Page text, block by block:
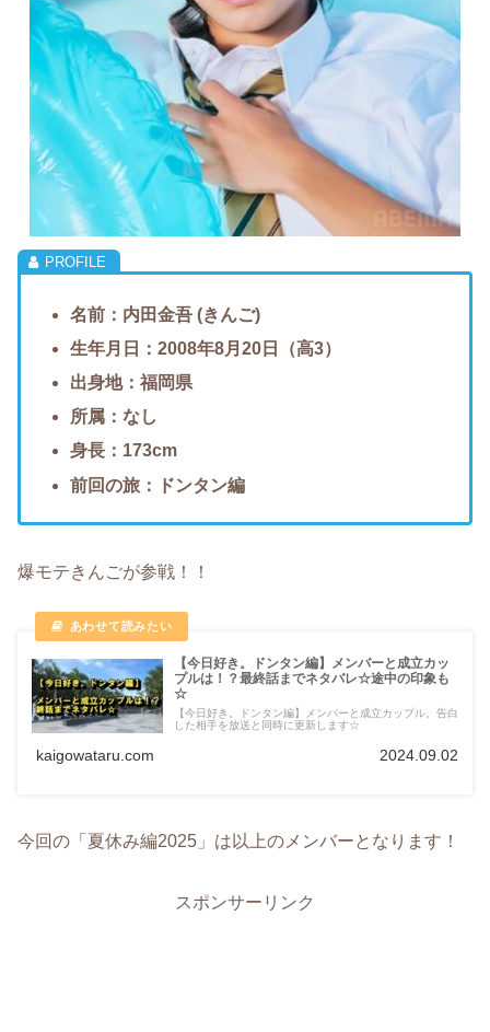
名前：内田金吾 (きんご)
生年月日：2008年8月20日（高3）
出身地：福岡県
所属：なし
身長：173cm
前回の旅：ドンタン編
爆モテきんごが参戦！！
【今日好き。ドンタン編】メンバーと成立カッ
プルは！？最終話までネタバレ☆途中の印象も
☆
【今日好き。ドンタン編】メンバーと成立カップル。告白
した相手を放送と同時に更新します☆
kaigowataru.com 2024.09.02
今回の「夏休み編2025」は以上のメンバーとなります！
スポンサーリンク